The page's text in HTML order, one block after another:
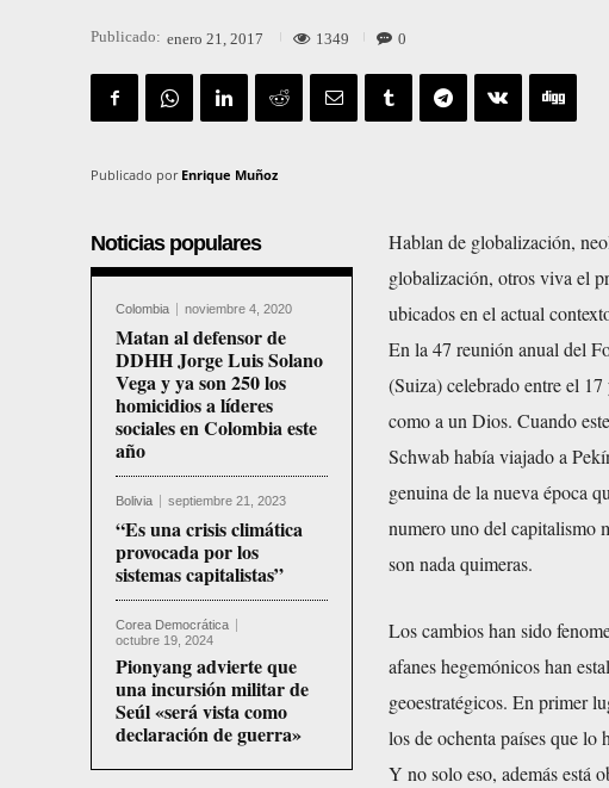
Publicado: enero 21, 2017 1349 0
Publicado por Enrique Muñoz
Noticias populares
Colombia noviembre 4, 2020
Matan al defensor de
DDHH Jorge Luis Solano
Vega y ya son 250 los
homicidios a líderes
sociales en Colombia este
año
Bolivia septiembre 21, 2023
“Es una crisis climática
provocada por los
sistemas capitalistas”
Corea Democrática
octubre 19, 2024
Pionyang advierte que
una incursión militar de
Seúl «será vista como
declaración de guerra»
Hablan de globalización,
globalización, otros viva el
ubicados en el actual
En la 47 reunión anual del
(Suiza) celebrado entre el
como a un Dios. Cuando
Schwab había viajado a
genuina de la nueva época
numero uno del capitalismo
son nada quimeras.
Los cambios han sido
afanes hegemónicos han
geoestratégicos. En primer
los de ochenta países que
Y no solo eso, además está